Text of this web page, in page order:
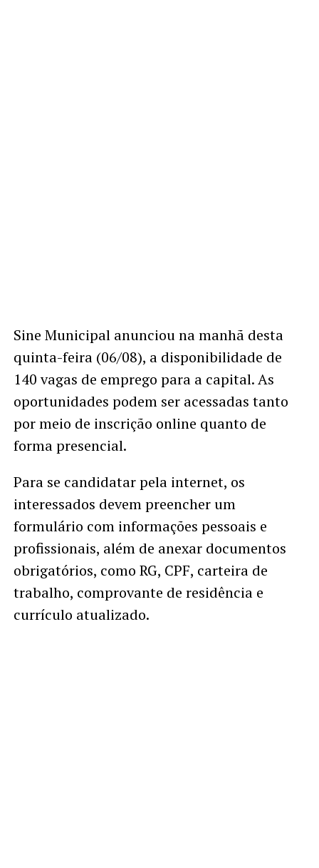
Sine Municipal anunciou na manhã desta
quinta-feira (06/08), a disponibilidade de
140 vagas de emprego para a capital. As
oportunidades podem ser acessadas tanto
por meio de inscrição online quanto de
forma presencial.
Para se candidatar pela internet, os
interessados devem preencher um
formulário com informações pessoais e
profissionais, além de anexar documentos
obrigatórios, como RG, CPF, carteira de
trabalho, comprovante de residência e
currículo atualizado.